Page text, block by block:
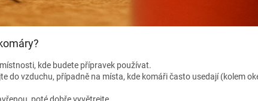
kde budete přípravek používat.
do vzduchu, případně na místa, kde komáři často usedají (kolem